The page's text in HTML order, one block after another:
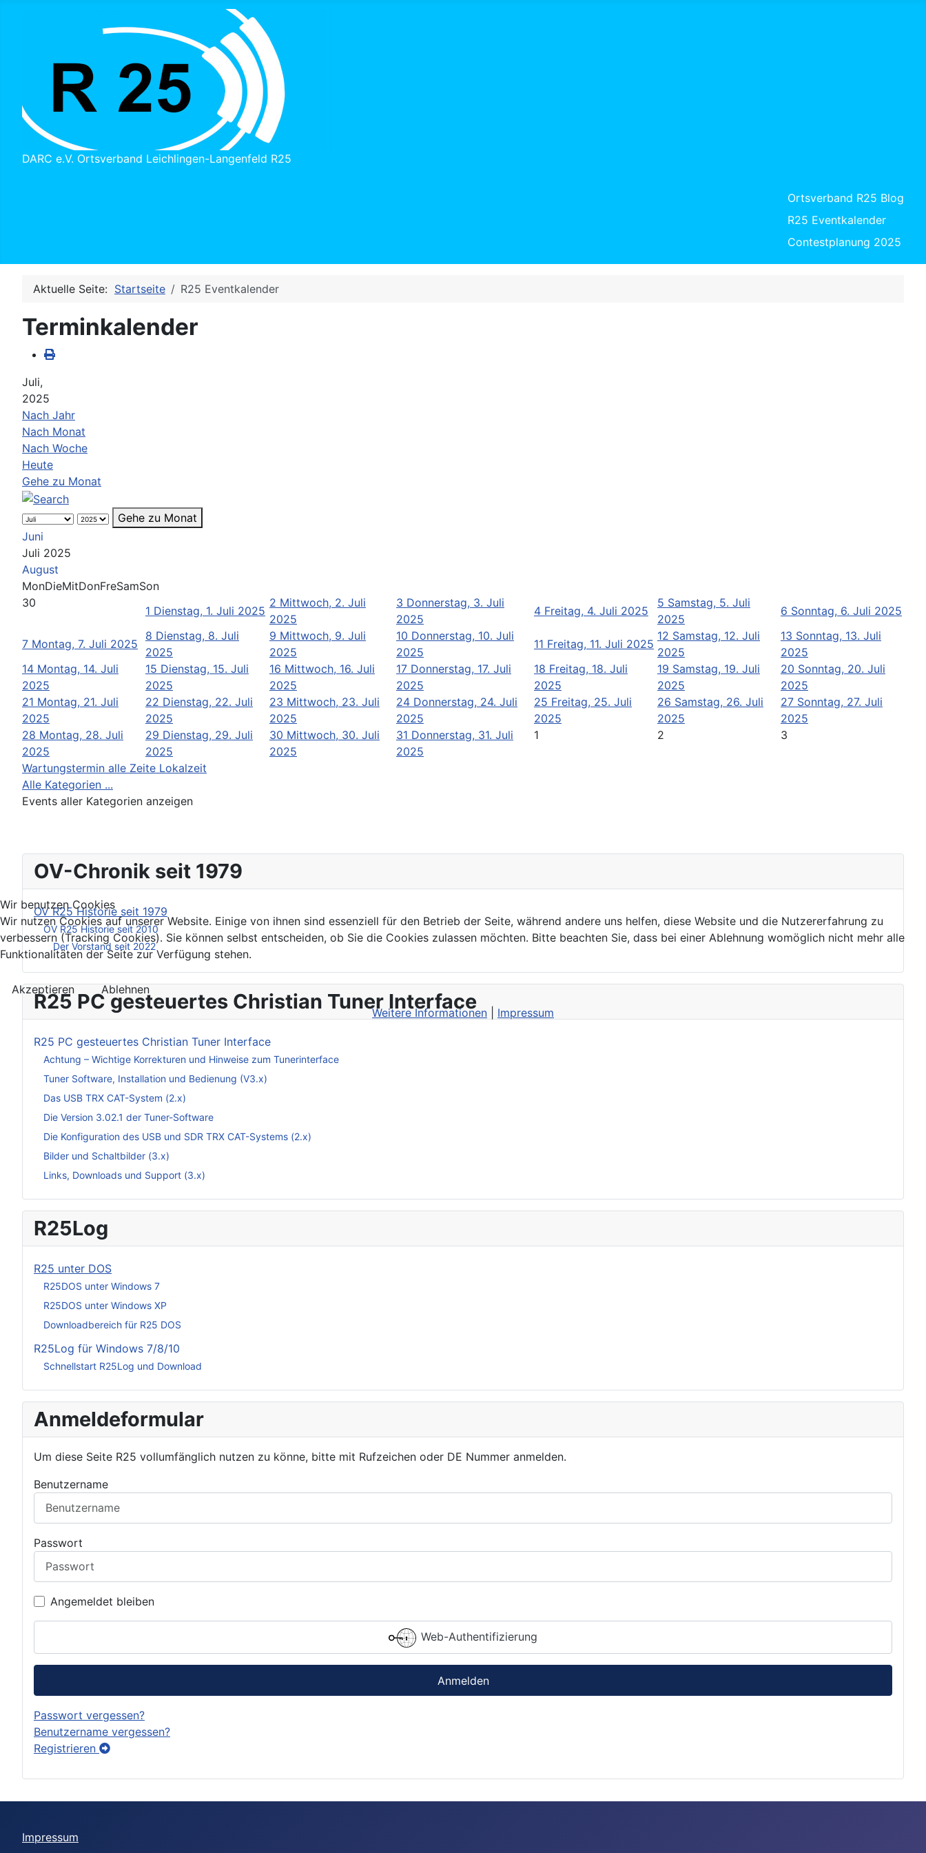
DARC e.V. Ortsverband Leichlingen-Langenfeld R25
Ortsverband R25 Blog
R25 Eventkalender
Contestplanung 2025
OV-Chronik seit 1979
OV R25 Historie seit 1979
OV R25 Historie seit 2010
Der Vorstand seit 2022
R25 PC gesteuertes Christian Tuner Interface
R25 PC gesteuertes Christian Tuner Interface
Achtung – Wichtige Korrekturen und Hinweise zum Tunerinterface
Tuner Software, Installation und Bedienung (V3.x)
Das USB TRX CAT-System (2.x)
Die Version 3.02.1 der Tuner-Software
Die Konfiguration des USB und SDR TRX CAT-Systems (2.x)
Bilder und Schaltbilder (3.x)
Links, Downloads und Support (3.x)
R25Log
R25 unter DOS
R25DOS unter Windows 7
R25DOS unter Windows XP
Downloadbereich für R25 DOS
R25Log für Windows 7/8/10
Schnellstart R25Log und Download
Anmeldeformular
Um diese Seite R25 vollumfänglich nutzen zu könne, bitte mit Rufzeichen oder DE Nummer anmelden.
Benutzername
Passwort
Angemeldet bleiben
Web-Authentifizierung
Anmelden
Passwort vergessen?
Benutzername vergessen?
Registrieren
Aktuelle Seite: Startseite R25 Eventkalender
Terminkalender
Juli,
2025
Nach Jahr
Nach Monat
Nach Woche
Heute
Gehe zu Monat
Gehe zu Monat
Juni
Juli 2025
August
MonDieMitDonFreSamSon
30
1 Dienstag, 1. Juli 2025
2 Mittwoch, 2. Juli
2025
3 Donnerstag, 3. Juli
2025
4 Freitag, 4. Juli 2025
5 Samstag, 5. Juli
2025
6 Sonntag, 6. Juli 2025
7 Montag, 7. Juli 2025
8 Dienstag, 8. Juli
2025
9 Mittwoch, 9. Juli
2025
10 Donnerstag, 10. Juli
2025
11 Freitag, 11. Juli 2025
12 Samstag, 12. Juli
2025
13 Sonntag, 13. Juli
2025
14 Montag, 14. Juli
2025
15 Dienstag, 15. Juli
2025
16 Mittwoch, 16. Juli
2025
17 Donnerstag, 17. Juli
2025
18 Freitag, 18. Juli
2025
19 Samstag, 19. Juli
2025
20 Sonntag, 20. Juli
2025
21 Montag, 21. Juli
2025
22 Dienstag, 22. Juli
2025
23 Mittwoch, 23. Juli
2025
24 Donnerstag, 24. Juli
2025
25 Freitag, 25. Juli
2025
26 Samstag, 26. Juli
2025
27 Sonntag, 27. Juli
2025
28 Montag, 28. Juli
2025
29 Dienstag, 29. Juli
2025
30 Mittwoch, 30. Juli
2025
31 Donnerstag, 31. Juli
2025
1 2 3
Wartungstermin alle Zeite Lokalzeit
Alle Kategorien ...
Events aller Kategorien anzeigen
Impressum
Wir benutzen Cookies
Wir nutzen Cookies auf unserer Website. Einige von ihnen sind essenziell für den Betrieb der Seite, während andere uns helfen, diese Website und die Nutzererfahrung zu
verbessern (Tracking Cookies). Sie können selbst entscheiden, ob Sie die Cookies zulassen möchten. Bitte beachten Sie, dass bei einer Ablehnung womöglich nicht mehr alle
Funktionalitäten der Seite zur Verfügung stehen.
Akzeptieren
Ablehnen
Weitere Informationen
Impressum